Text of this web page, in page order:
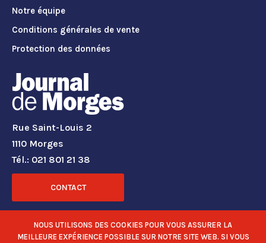
Notre équipe
Conditions générales de vente
Protection des données
Rue Saint-Louis 2
1110 Morges
Tél.: 021 801 21 38
CONTACT
RÉSEAUX SOCIAUX
NOUS UTILISONS DES COOKIES POUR VOUS ASSURER LA
MEILLEURE EXPÉRIENCE POSSIBLE SUR NOTRE SITE WEB. SI VOUS